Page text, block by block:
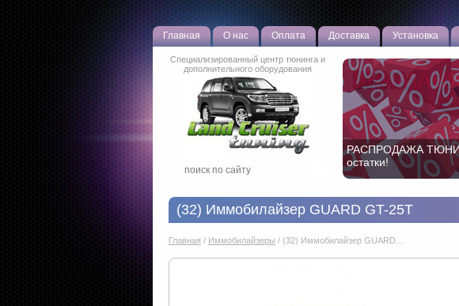
Главная О нас Оплата Доставка Установка
Специализированный центр тюнинга и
дополнительного оборудования
Новая эффективная
разработка!
(32) Иммобилайзер GUARD GT-25T
Главная / Иммобилайзеры / (32) Иммобилайзер GUARD...